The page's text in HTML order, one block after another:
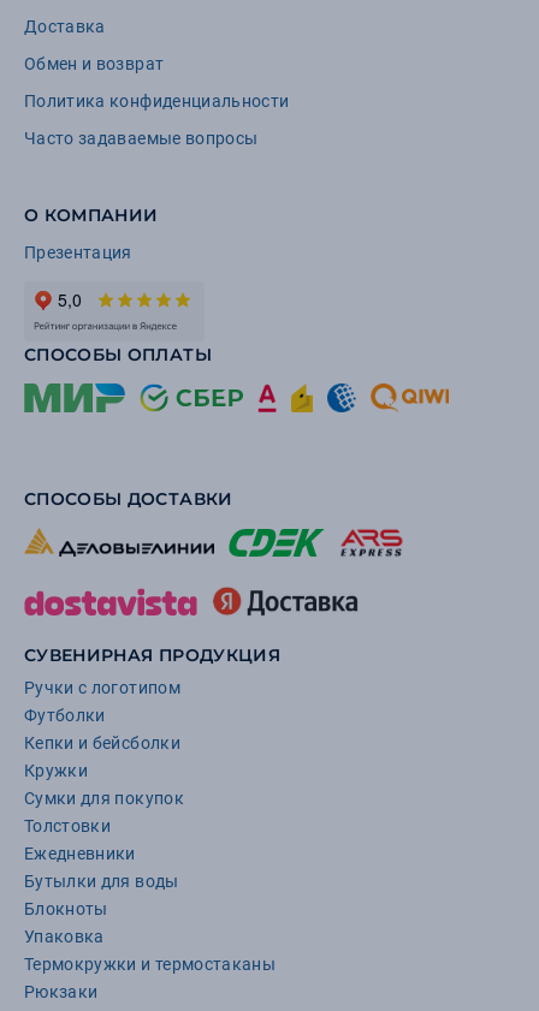
Доставка
Обмен и возврат
Политика конфиденциальности
Часто задаваемые вопросы
О КОМПАНИИ
Презентация
СПОСОБЫ ОПЛАТЫ
СПОСОБЫ ДОСТАВКИ
СУВЕНИРНАЯ ПРОДУКЦИЯ
Ручки с логотипом
Футболки
Кепки и бейсболки
Кружки
Сумки для покупок
Толстовки
Ежедневники
Бутылки для воды
Блокноты
Упаковка
Термокружки и термостаканы
Рюкзаки